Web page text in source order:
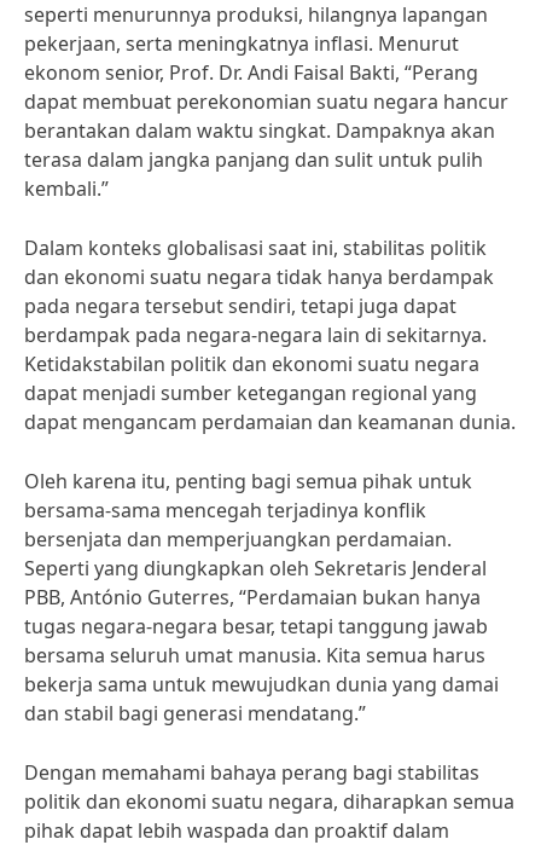
seperti menurunnya produksi, hilangnya lapangan
pekerjaan, serta meningkatnya inflasi. Menurut
ekonom senior, Prof. Dr. Andi Faisal Bakti, “Perang
dapat membuat perekonomian suatu negara hancur
berantakan dalam waktu singkat. Dampaknya akan
terasa dalam jangka panjang dan sulit untuk pulih
kembali.”
Dalam konteks globalisasi saat ini, stabilitas politik
dan ekonomi suatu negara tidak hanya berdampak
pada negara tersebut sendiri, tetapi juga dapat
berdampak pada negara-negara lain di sekitarnya.
Ketidakstabilan politik dan ekonomi suatu negara
dapat menjadi sumber ketegangan regional yang
dapat mengancam perdamaian dan keamanan dunia.
Oleh karena itu, penting bagi semua pihak untuk
bersama-sama mencegah terjadinya konflik
bersenjata dan memperjuangkan perdamaian.
Seperti yang diungkapkan oleh Sekretaris Jenderal
PBB, António Guterres, “Perdamaian bukan hanya
tugas negara-negara besar, tetapi tanggung jawab
bersama seluruh umat manusia. Kita semua harus
bekerja sama untuk mewujudkan dunia yang damai
dan stabil bagi generasi mendatang.”
Dengan memahami bahaya perang bagi stabilitas
politik dan ekonomi suatu negara, diharapkan semua
pihak dapat lebih waspada dan proaktif dalam